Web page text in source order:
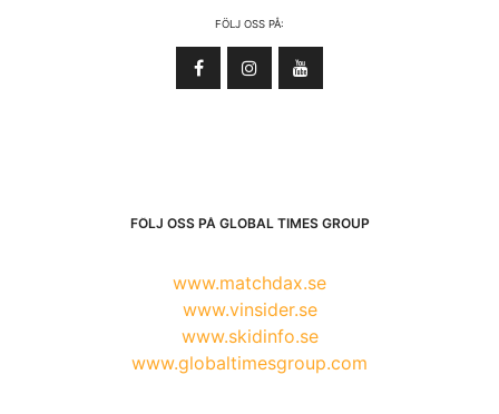
FÖLJ OSS PÅ:
FÖLJ OSS PÅ GLOBAL TIMES GROUP
www.matchdax.se
www.vinsider.se
www.skidinfo.se
www.globaltimesgroup.com